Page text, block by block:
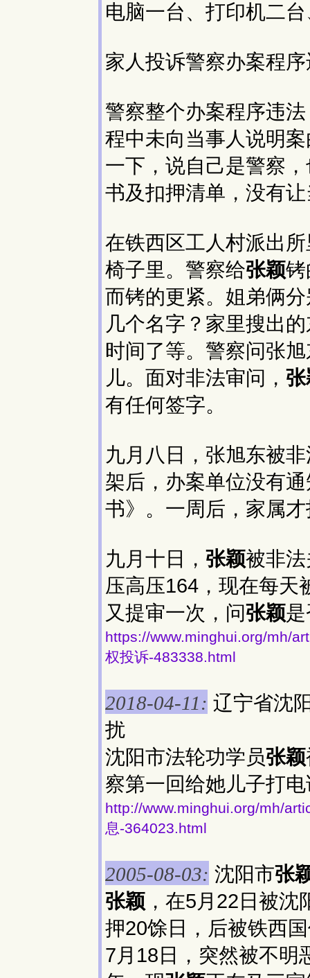
电脑一台、打印机二
家人投诉警察办案程
警察整个办案程序违
程中未向当事人说明
一下，说自己是警察
书及扣押清单，没有
在铁西区工人村派出
椅子里。警察给张颖
而铐的更紧。姐弟俩
几个名字？家里搜出
时间了等。警察问张
儿。面对非法审问，
有任何签字。
九月八日，张旭东被
架后，办案单位没有
书》。一周后，家属
九月十日， 张颖被非
压高压164，现在每天
又提审一次，问张颖
https://www.minghui.org/mh/
权投诉-483338.html
2018-04-11: 辽宁省沈
扰
沈阳市法轮功学员张颖
察第一回给她儿子打
http://www.minghui.org/mh/
息-364023.html
2005-08-03: 沈阳市张
张颖 ，在5月22日被
押20馀日，后被铁西
7月18日，突然被不明